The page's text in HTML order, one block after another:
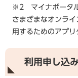
※2 マイナポータ
さまざまなオンラ
用するためのアプリ
利用申し込